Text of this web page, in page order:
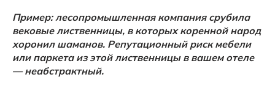
Пример: лесопромышленная компания срубила
вековые лиственницы, в которых коренной народ
хоронил шаманов. Репутационный риск мебели
или паркета из этой лиственницы в вашем отеле
— неабстрактный.